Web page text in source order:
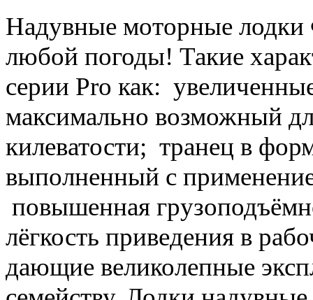
Надувные моторные лодки
любой погоды! Такие
серии Pro как:
максимально возможный
килеватости; транец в
выполненный с
повышенная
лёгкость приведения в
дающие великолепные